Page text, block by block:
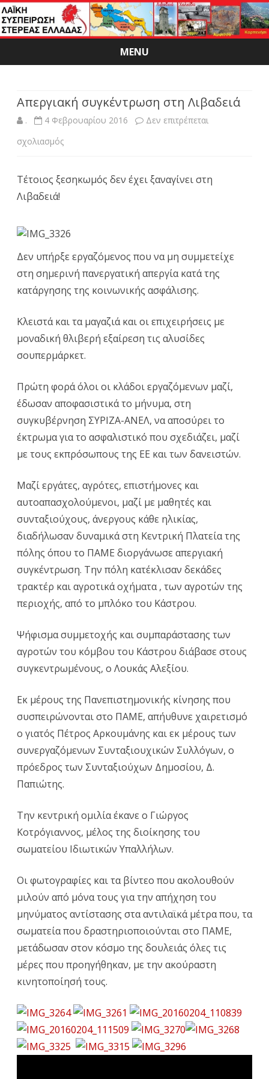
MENU
Skip
Απεργιακή συγκέντρωση στη Λιβαδειά
. 4 Φεβρουαρίου 2016
Δεν επιτρέπεται
σχολιασμόςστο
συγκέντρωση
Τέτοιος ξεσηκωμός δεν έχει ξαναγίνει στη
Λιβαδειά!
Δεν υπήρξε εργαζόμενος που να μη συμμετείχε
στη σημερινή πανεργατική απεργία κατά της
κατάργησης της κοινωνικής ασφάλισης.
Κλειστά και τα μαγαζιά και οι επιχειρήσεις με
μοναδική θλιβερή εξαίρεση τις αλυσίδες
σουπερμάρκετ.
Πρώτη φορά όλοι οι κλάδοι εργαζόμενων μαζί,
έδωσαν αποφασιστικά το μήνυμα, στη
συγκυβέρνηση ΣΥΡΙΖΑ-ΑΝΕΛ, να αποσύρει το
έκτρωμα για το ασφαλιστικό που σχεδιάζει, μαζί
με τους εκπρόσωπους της ΕΕ και των δανειστών.
Μαζί εργάτες, αγρότες, επιστήμονες και
αυτοαπασχολούμενοι, μαζί με μαθητές και
συνταξιούχους, άνεργους κάθε ηλικίας,
διαδήλωσαν δυναμικά στη Κεντρική Πλατεία της
πόλης όπου το ΠΑΜΕ διοργάνωσε απεργιακή
συγκέντρωση. Την πόλη κατέκλισαν δεκάδες
τρακτέρ και αγροτικά οχήματα , των αγροτών της
περιοχής, από το μπλόκο του Κάστρου.
Ψήφισμα συμμετοχής και συμπαράστασης των
αγροτών του κόμβου του Κάστρου διάβασε στους
συγκεντρωμένους, ο Λουκάς Αλεξίου.
Εκ μέρους της Πανεπιστημονικής κίνησης που
συσπειρώνονται στο ΠΑΜΕ, απήυθυνε χαιρετισμό
ο γιατός Πέτρος Αρκουμάνης και εκ μέρους των
συνεργαζόμενων Συνταξιουχικών Συλλόγων, ο
πρόεδρος των Συνταξιούχων Δημοσίου, Δ.
Παπιώτης.
Την κεντρική ομιλία έκανε ο Γιώργος
Κοτρόγιαννος, μέλος της διοίκησης του
σωματείου Ιδιωτικών Υπαλλήλων.
Οι φωτογραφίες και τα βίντεο που ακολουθούν
μιλούν από μόνα τους για την απήχηση του
μηνύματος αντίστασης στα αντιλαϊκά μέτρα που, τα
σωματεία που δραστηριοποιούνται στο ΠΑΜΕ,
μετάδωσαν στον κόσμο της δουλειάς όλες τις
μέρες που προηγήθηκαν, με την ακούραστη
κινητοποίησή τους.